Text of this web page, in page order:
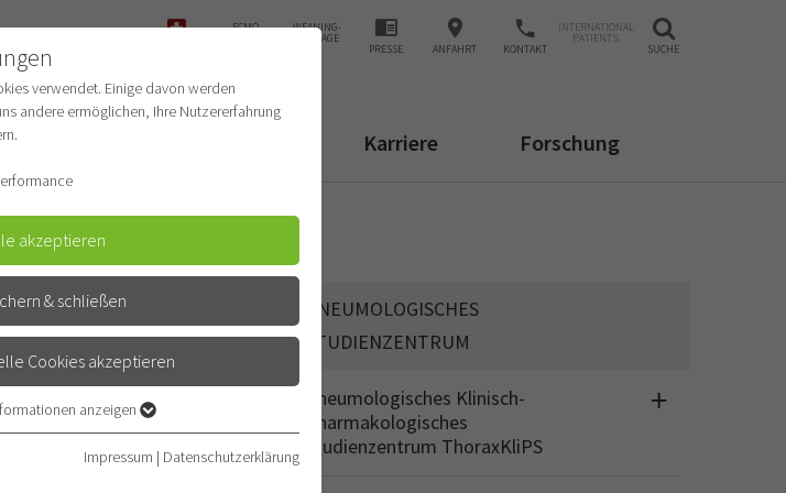
ECMO- WEANING-
ANFRAGE
PRESSE ANFAHRT KONTAKT
INTERNATIONAL
PATIENTS
SUCHE
Ärzte Karriere Forschung
PNEUMOLOGISCHES
STUDIENZENTRUM
Pneumologisches Klinisch-
Pharmakologisches
Studienzentrum ThoraxKliPS
verwendet. Einige davon werden
andere ermöglichen, Ihre Nutzererfahrung
akzeptieren
& schließen
Cookies akzeptieren
Funktionen der Webseite
dass die Webseite einwandfrei
anzeigen
Impressum | Datenschutzerklärung